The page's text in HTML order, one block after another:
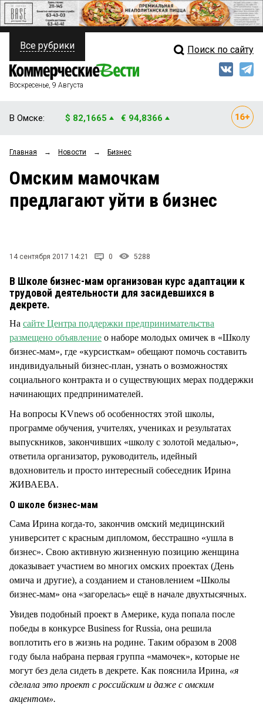
ПОЛИТИКА
ФИНАНСЫ
ОБЩЕСТВО
ЗАКОН
НОВОСТИ КОМПАНИЙ
СТИЛЬ ЖИЗНИ
Свежий выпуск
Рейтинги
Блоги
Все рубрики Поиск по сайту
Воскресенье, 9 Августа
В Омске: $ 82,1665 € 94,8366
Главная → Новости → Бизнес
Омским мамочкам
предлагают уйти в бизнес
14 сентября 2017 14:21 0 5288
В Школе бизнес-мам организован курс адаптации к
трудовой деятельности для засидевшихся в
декрете.
На сайте Центра поддержки предпринимательства
размещено объявление о наборе молодых омичек в «Школу
бизнес-мам», где «курсисткам» обещают помочь составить
индивидуальный бизнес-план, узнать о возможностях
социального контракта и о существующих мерах поддержки
начинающих предпринимателей.
На вопросы KVnews об особенностях этой школы,
программе обучения, учителях, учениках и результатах
выпускников, закончивших «школу с золотой медалью»,
ответила организатор, руководитель, идейный
вдохновитель и просто интересный собеседник Ирина
ЖИВАЕВА.
О школе бизнес-мам
Сама Ирина когда-то, закончив омский медицинский
университет с красным дипломом, бесстрашно «ушла в
бизнес». Свою активную жизненную позицию женщина
доказывает участием во многих омских проектах (День
омича и другие), а созданием и становлением «Школы
бизнес-мам» она «загорелась» ещё в начале двухтысячных.
Увидев подобный проект в Америке, куда попала после
победы в конкурсе Business for Russia, она решила
воплотить его в жизнь на родине. Таким образом в 2008
году была набрана первая группа «мамочек», которые не
могут без дела сидеть в декрете. Как пояснила Ирина, «я
сделала это проект с российским и даже с омским
акцентом».